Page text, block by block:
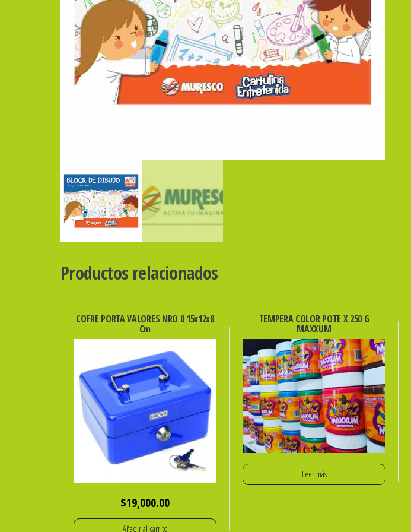
Productos relacionados
COFRE PORTA VALORES NRO 0 15x12x8
Cm
$19,000.00
Añadir al carrito
TEMPERA COLOR POTE X 250 G
MAXXUM
Leer más